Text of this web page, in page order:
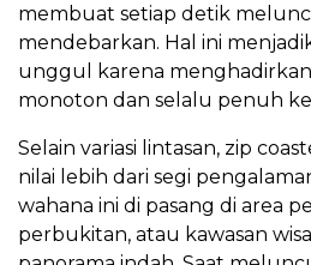
membuat setiap detik
mendebarkan. Hal ini
unggul karena menghadirkan
monoton dan selalu penuh
Selain variasi lintasan, zip
nilai lebih dari segi
wahana ini di pasang di area
perbukitan, atau kawasan